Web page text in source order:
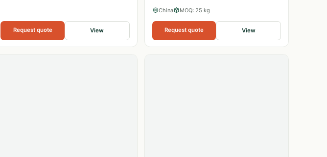
Request quote View
China MOQ: 25 kg
Request quote View